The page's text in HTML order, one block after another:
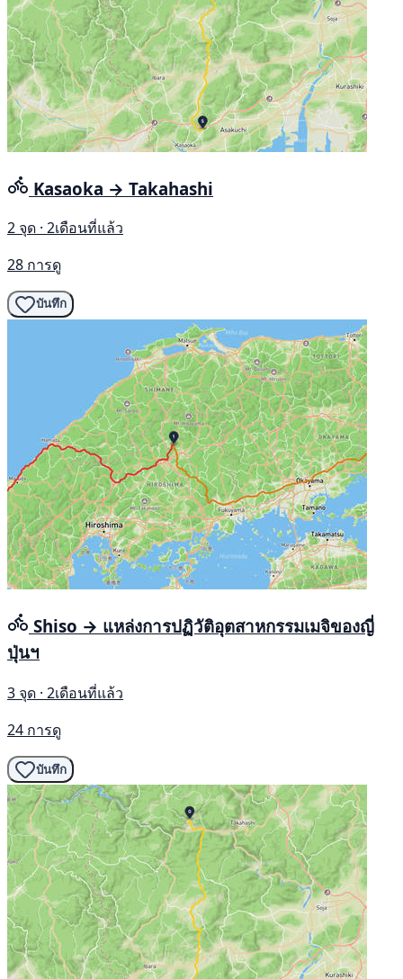
Kasaoka → Takahashi
2 จุด · 2เดือนที่แล้ว
28 การดู
บันทึก
Shiso → แหล่งการปฏิวัติอุตสาหกรรมเมจิของญี่
ปุ่นฯ
3 จุด · 2เดือนที่แล้ว
24 การดู
บันทึก